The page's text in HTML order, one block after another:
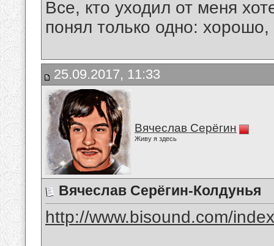
Все, кто уходил от меня
понял только одно:
25.09.2017, 11:33
Вячеслав Серёгин
Живу я здесь
Вячеслав Серёгин-Колдунья
http://www.bisound.com/